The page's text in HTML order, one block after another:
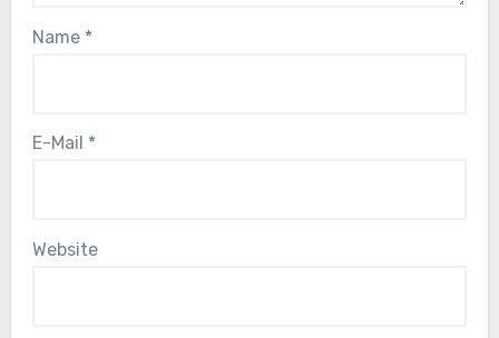
Name *
E-Mail *
Website